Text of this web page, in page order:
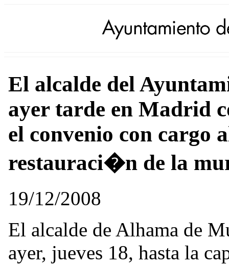
El alcalde del
ayer tarde en Madrid
el convenio con cargo
restauraci�n de la
19/12/2008
El alcalde de Alhama de
ayer, jueves 18, hasta la